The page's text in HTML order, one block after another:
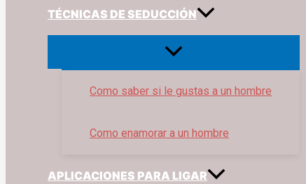
TÉCNICAS DE SEDUCCIÓN
Como saber si le gustas a un hombre
Como enamorar a un hombre
APLICACIONES PARA LIGAR